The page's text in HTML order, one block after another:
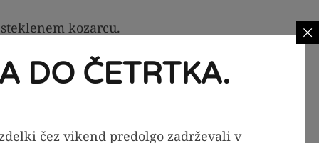
kozarcu.
DO ČETRTKA.
čez vikend predolgo zadrževali v